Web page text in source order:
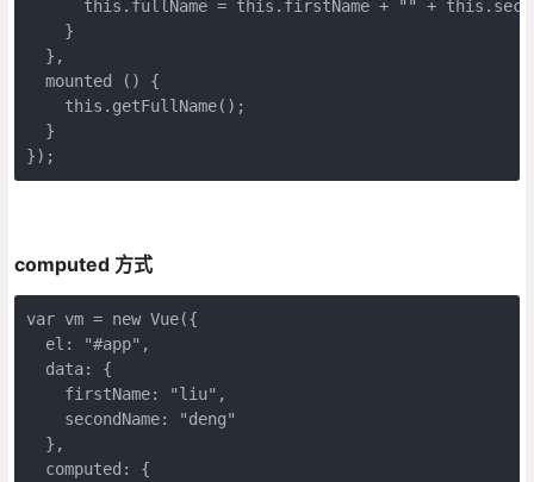
this.fullName = this.firstName + "" +
    }
  },
  mounted () {
    this.getFullName();
  }
});
computed 方式
var vm = new Vue({
  el: "#app",
  data: {
    firstName: "liu",
    secondName: "deng"
  },
  computed: {